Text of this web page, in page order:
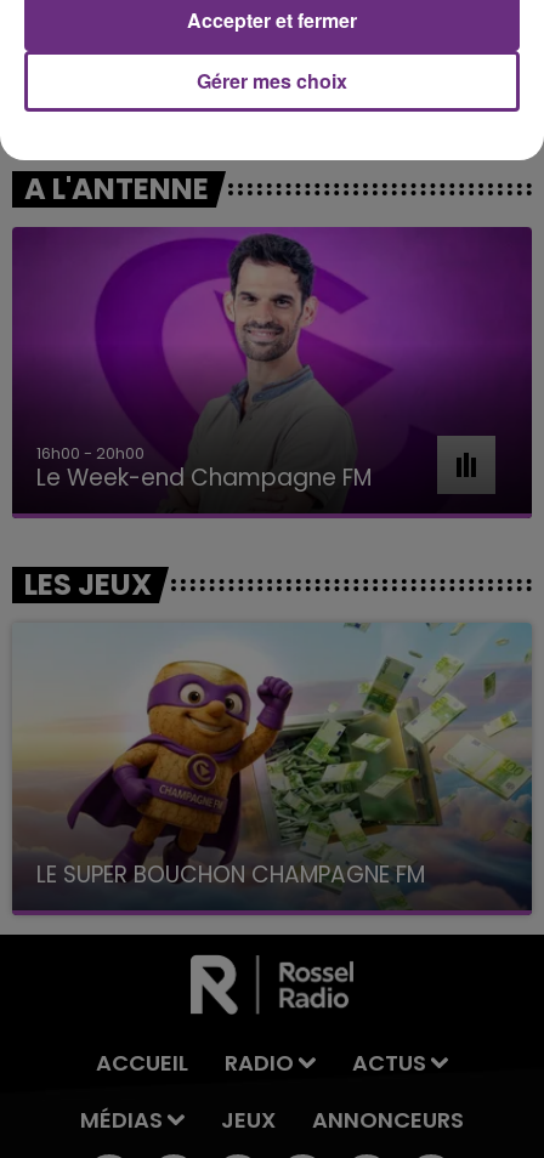
I'm Like A Bird
MYLES SMITH & NIALL HORAN
Drive Safe
A L'ANTENNE
16h00 - 20h00
Le Week-end Champagne FM
LES JEUX
LE SUPER BOUCHON CHAMPAGNE FM
avec La Famille Champagne FM, à 8H10
ACCUEIL RADIO
ACTUS
MÉDIAS
JEUX ANNONCEURS
Gérer mes choix
Accepter et fermer